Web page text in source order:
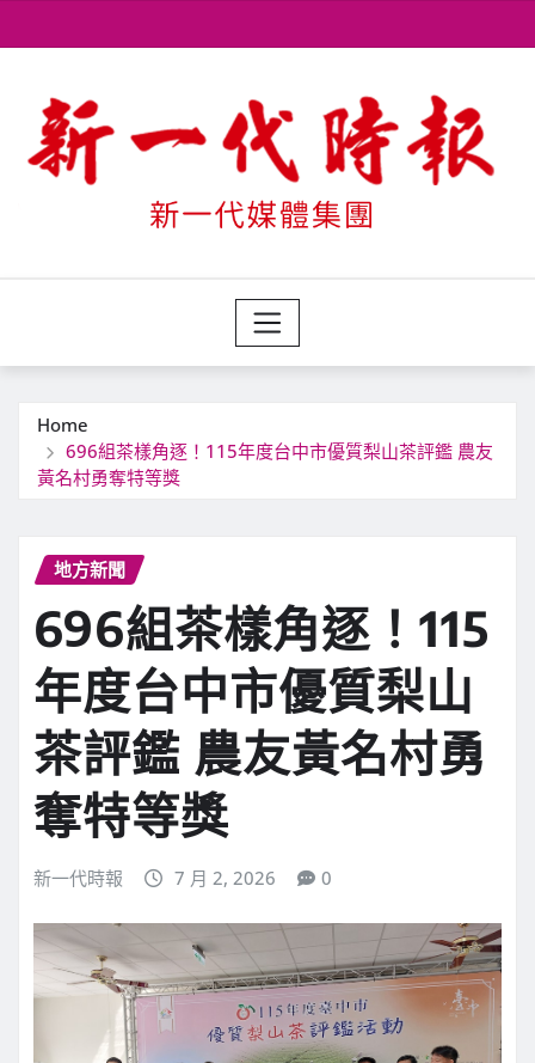
to
Home
696組茶樣角逐！115年度台中市優質梨山茶評鑑 農友
黃名村勇奪特等獎
地方新聞
696組茶樣角逐！115
年度台中市優質梨山
茶評鑑 農友黃名村勇
奪特等獎
新一代時報 7 月 2, 2026 0